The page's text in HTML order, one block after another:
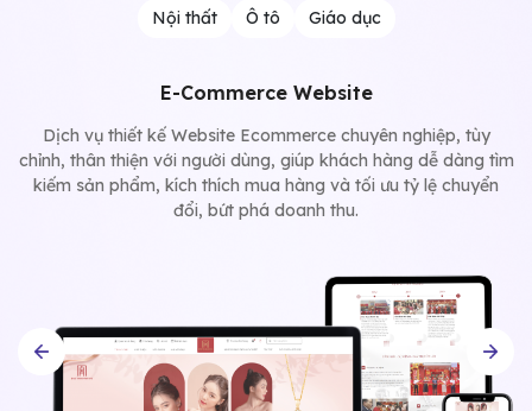
Nội thất
Ô tô Giáo dục
E-Commerce Website
Dịch vụ thiết kế Website Ecommerce chuyên nghiệp, tùy
chỉnh, thân thiện với người dùng, giúp khách hàng dễ dàng tìm
kiếm sản phẩm, kích thích mua hàng và tối ưu tỷ lệ chuyển
đổi, bứt phá doanh thu.